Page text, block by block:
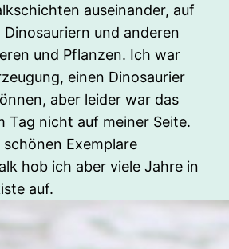
auseinander, auf
Dinosauriern und anderen
und Pflanzen. Ich war
einen Dinosaurier
aber leider war das
Tag nicht auf meiner Seite.
Exemplare
hob ich aber viele Jahre in
auf.